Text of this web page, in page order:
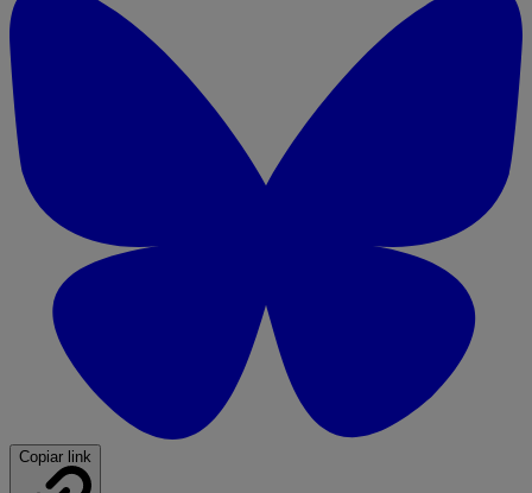
Copiar link